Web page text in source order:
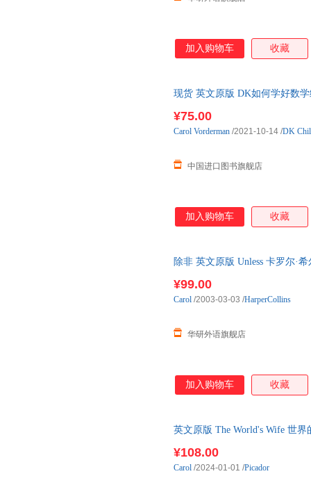
加入购物车 收藏
现货 英文原版 DK如何学好数
¥75.00
中国进口图书旗舰店
Carol Vorderman /2021-10-14 /DK
加入购物车 收藏
除非 英文原版 Unless 卡罗尔·
¥99.00
华研外语旗舰店
Carol /2003-03-03 /HarperCollins
加入购物车 收藏
英文原版 The World's Wife 世
¥108.00
Carol /2024-01-01 /Picador